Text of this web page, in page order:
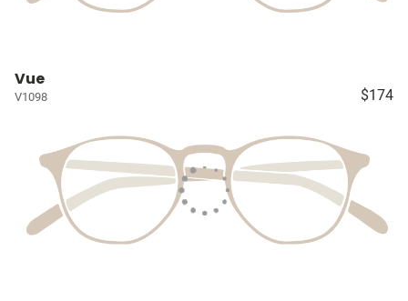
Vue
V1098 $174